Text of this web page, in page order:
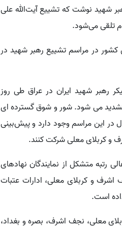
شهید نوشت که تشییع آیت‌الله علی
تلقی می‌شود.
کشور در مراسم تشییع رهبر شهید در
رهبر شهید ایران در عراق طی روز
تشدید می شود. شور و شوق گسترده‌ ای
در این مراسم وجود دارد و پیش‌بینی
و کربلای معلی شرکت کنند.
رتبه متشکل از نمایندگان نهادهای
و کربلای معلی، ادارات عتبات
است.
معلی، نجف اشرف، بصره و بغداد،